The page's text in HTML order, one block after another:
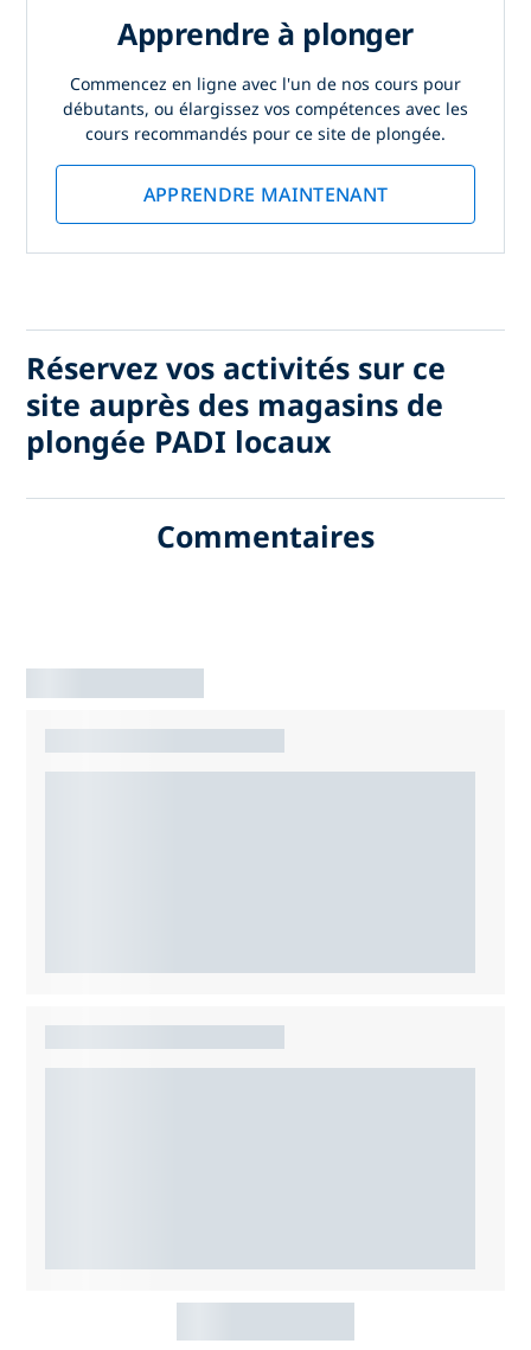
Apprendre à plonger
Commencez en ligne avec l'un de nos cours pour
débutants, ou élargissez vos compétences avec les
cours recommandés pour ce site de plongée.
APPRENDRE MAINTENANT
Réservez vos activités sur ce
site auprès des magasins de
plongée PADI locaux
Commentaires